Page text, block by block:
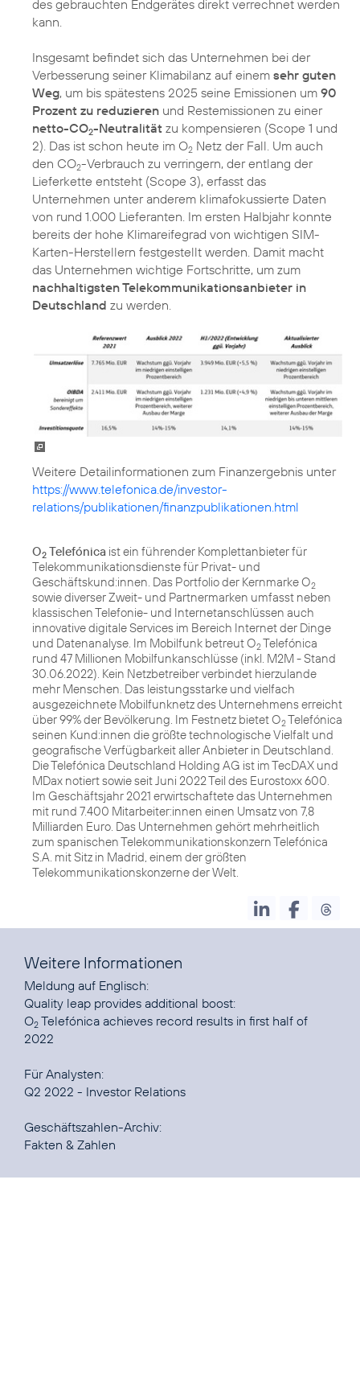
des gebrauchten Endgerätes direkt verrechnet werden
kann.
Insgesamt befindet sich das Unternehmen bei der
Verbesserung seiner Klimabilanz auf einem sehr guten
Weg, um bis spätestens 2025 seine Emissionen um 90
Prozent zu reduzieren und Restemissionen zu einer
netto-CO2-Neutralität zu kompensieren (Scope 1 und
2). Das ist schon heute im O2 Netz der Fall. Um auch
den CO2-Verbrauch zu verringern, der entlang der
Lieferkette entsteht (Scope 3), erfasst das
Unternehmen unter anderem klimafokussierte Daten
von rund 1.000 Lieferanten. Im ersten Halbjahr konnte
bereits der hohe Klimareifegrad von wichtigen SIM-
Karten-Herstellern festgestellt werden. Damit macht
das Unternehmen wichtige Fortschritte, um zum
nachhaltigsten Telekommunikationsanbieter in
Deutschland
https://www.telefonica.de/investor-
relations/publikationen/finanzpublikationen.html
O2 Telefónica ist ein führender Komplettanbieter für
Telekommunikationsdienste für Privat- und
Geschäftskund:innen. Das Portfolio der Kernmarke O2
sowie diverser Zweit- und Partnermarken umfasst neben
klassischen Telefonie- und Internetanschlüssen auch
innovative digitale Services im Bereich Internet der Dinge
und Datenanalyse. Im Mobilfunk betreut O2Telefónica
rund 47 Millionen Mobilfunkanschlüsse (inkl. M2M - Stand
30.06.2022). Kein Netzbetreiber verbindet hierzulande
mehr Menschen. Das leistungsstarke und vielfach
ausgezeichnete Mobilfunknetz des Unternehmens erreicht
über 99% der Bevölkerung. Im Festnetz bietet O2Telefónica
seinen Kund:innen die größte technologische Vielfalt und
geografische Verfügbarkeit aller Anbieter in Deutschland.
Die Telefónica Deutschland Holding AG ist im TecDAX und
MDax notiert sowie seit Juni 2022 Teil des Eurostoxx 600.
Im Geschäftsjahr 2021 erwirtschaftete das Unternehmen
mit rund 7.400 Mitarbeiter:innen einen Umsatz von 7,8
Milliarden Euro. Das Unternehmen gehört mehrheitlich
zum spanischen Telekommunikationskonzern Telefónica
S.A. mit Sitz in Madrid, einem der größten
Telekommunikationskonzerne der Welt.
Weitere Informationen
Quality leap provides additional boost:
O2 Telefónica achieves record results in first half of
2022
Q2 2022 - Investor Relations
Fakten & Zahlen